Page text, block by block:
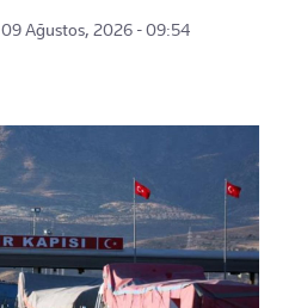
09 Ağustos, 2026 - 09:54